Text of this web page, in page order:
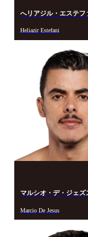
へリアジル・エステフ
Heliazir Estefani
マルシオ・デ・ジェズ
Marcio De Jesus